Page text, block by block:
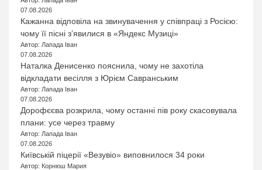
07.08.2026
Кажанна відповіла на звинувачення у співпраці з Росією:
чому її пісні з’явилися в «Яндекс Музиці»
Автор: Лапада Іван
07.08.2026
Наталка Денисенко пояснила, чому не захотіла
відкладати весілля з Юрієм Савранським
Автор: Лапада Іван
07.08.2026
Дорофєєва розкрила, чому останні пів року скасовувала
плани: усе через травму
Автор: Лапада Іван
07.08.2026
Київській піцерії «Везувіо» виповнилося 34 роки
Автор: Корнюш Мария